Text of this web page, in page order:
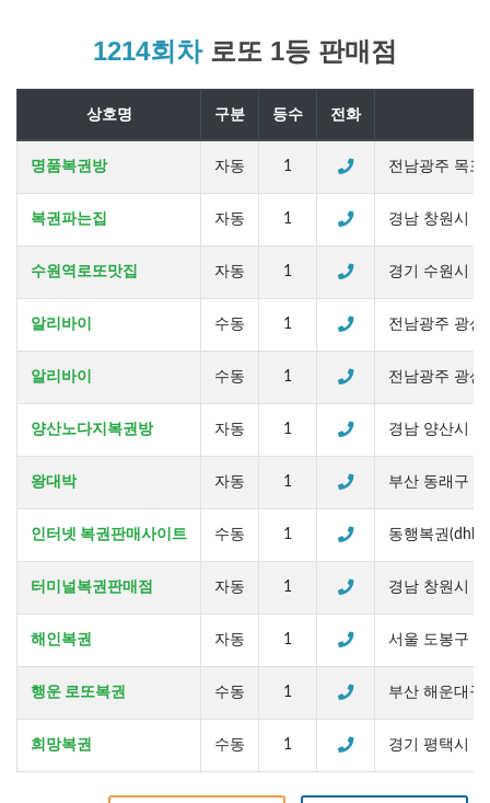
1214회차로또 1등 판매점
상호명 구분 등수 전화
명품복권방 자동 1 전남광주 목포
복권파는집 자동 1 경남 창원시
수원역로또맛집 자동 1 경기 수원시
알리바이 수동 1 전남광주 광
알리바이 수동 1 전남광주 광
양산노다지복권방 자동 1 경남 양산시
왕대박 자동 1 부산 동래구
인터넷 복권판매사이트 수동 1 동행복권
터미널복권판매점 자동 1 경남 창원시
해인복권 자동 1 서울 도봉구
행운 로또복권 수동 1 부산 해운대
희망복권 수동 1 경기 평택시